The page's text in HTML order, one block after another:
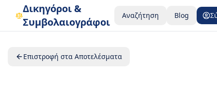
Δικηγόροι &
Συμβολαιογράφοι
Αναζήτηση Blog
Επιστροφή στα Αποτελέσματα